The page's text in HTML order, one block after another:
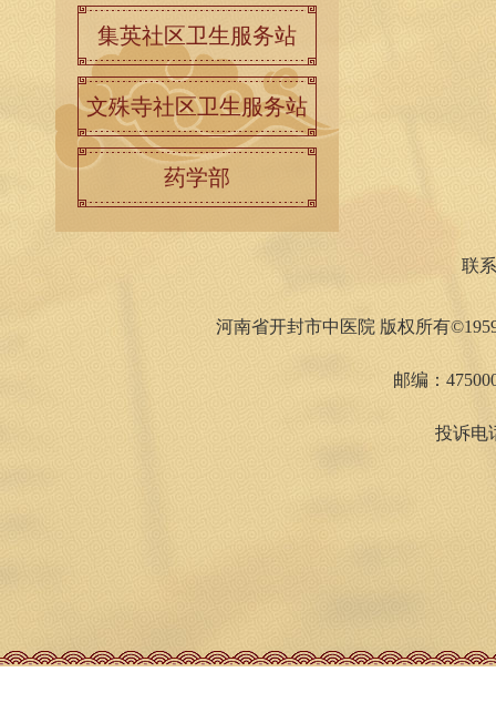
心
集英社区卫生服务站
文殊寺社区卫生服务站
药学部
联
河南省开封市中医院 版权所有
邮编：
投诉电